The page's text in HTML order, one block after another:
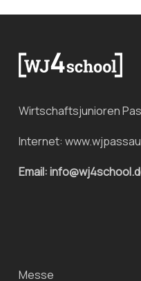
Wirtschaftsjunioren
Internet:
Email:
Messe